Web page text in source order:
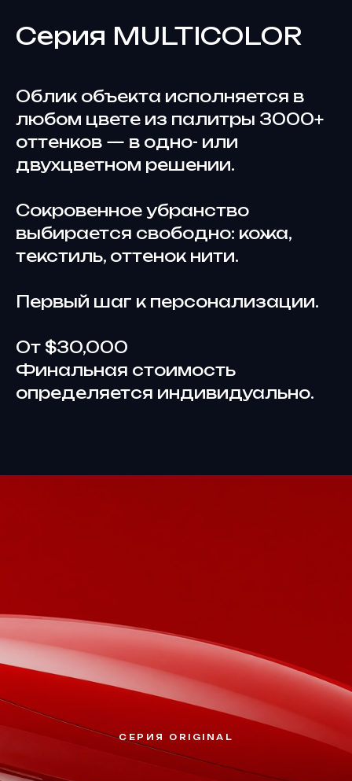
Серия MULTICOLOR
Облик объекта исполняется в
любом цвете из палитры 3000+
оттенков — в одно- или
двухцветном решении.
Сокровенное убранство
выбирается свободно: кожа,
текстиль, оттенок нити.
Первый шаг к персонализации.
От $30,000
Финальная стоимость
определяется индивидуально.
СЕРИЯ ORIGINAL